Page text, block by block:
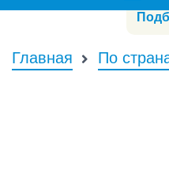
ГРУППОВЫЕ
Главная По